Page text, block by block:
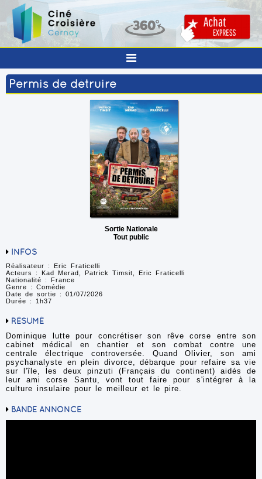
Permis de détruire
Sortie Nationale
Tout public
INFOS
Réalisateur : Eric Fraticelli
Acteurs : Kad Merad, Patrick Timsit, Eric Fraticelli
Nationalité : France
Genre : Comédie
Date de sortie : 01/07/2026
Durée : 1h37
RÉSUMÉ
Dominique lutte pour concrétiser son rêve corse entre son
cabinet médical en chantier et son combat contre une
centrale électrique controversée. Quand Olivier, son ami
psychanalyste en plein divorce, débarque pour refaire sa vie
sur l'île, les deux pinzuti (Français du continent) aidés de
leur ami corse Santu, vont tout faire pour s'intégrer à la
culture insulaire pour le meilleur et le pire.
BANDE ANNONCE